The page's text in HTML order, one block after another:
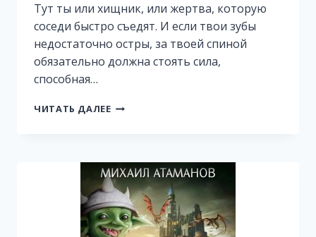
Тут ты или хищник, или жертва, которую
соседи быстро съедят. И если твои зубы
недостаточно остры, за твоей спиной
обязательно должна стоять сила,
способная…
ЧИТАТЬ ДАЛЕЕ ИСКАЖАЮЩИЕ